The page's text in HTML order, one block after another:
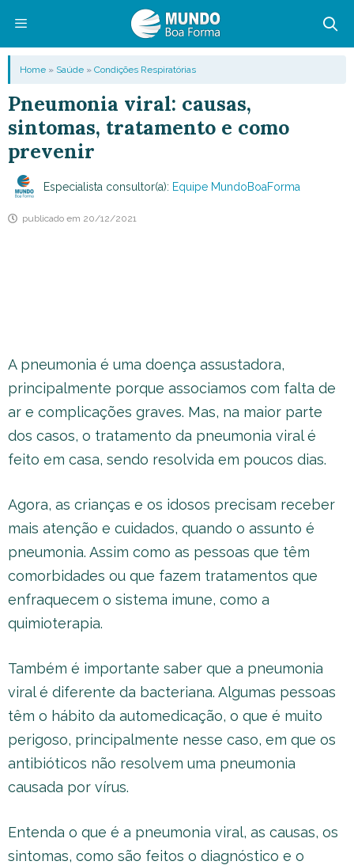
conteúdo
Menu
Home » Saúde » Condições Respiratórias
Pneumonia viral: causas,
sintomas, tratamento e como
prevenir
Especialista consultor(a): Equipe MundoBoaForma
publicado em 20/12/2021
A pneumonia é uma doença assustadora,
principalmente porque associamos com falta de
ar e complicações graves. Mas, na maior parte
dos casos, o tratamento da pneumonia viral é
feito em casa, sendo resolvida em poucos dias.
Agora, as crianças e os idosos precisam receber
mais atenção e cuidados, quando o assunto é
pneumonia. Assim como as pessoas que têm
comorbidades ou que fazem tratamentos que
enfraquecem o sistema imune, como a
quimioterapia.
Também é importante saber que a pneumonia
viral é diferente da bacteriana. Algumas pessoas
têm o hábito da automedicação, o que é muito
perigoso, principalmente nesse caso, em que os
antibióticos não resolvem uma pneumonia
causada por vírus.
Entenda o que é a pneumonia viral, as causas, os
sintomas, como são feitos o diagnóstico e o